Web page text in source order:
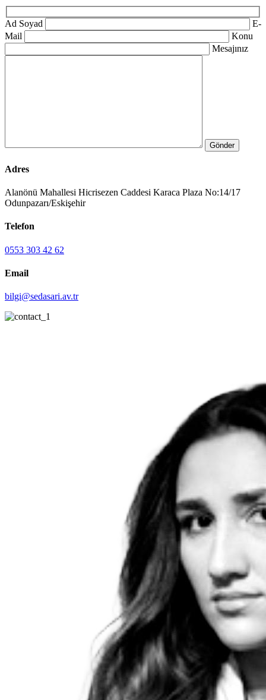
Ad Soyad
E-
Mail
Konu
Mesajınız
Adres
Alanönü Mahallesi Hicrisezen Caddesi Karaca Plaza No:14/17
Odunpazarı/Eskişehir
Telefon
0553 303 42 62
Email
bilgi@sedasari.av.tr